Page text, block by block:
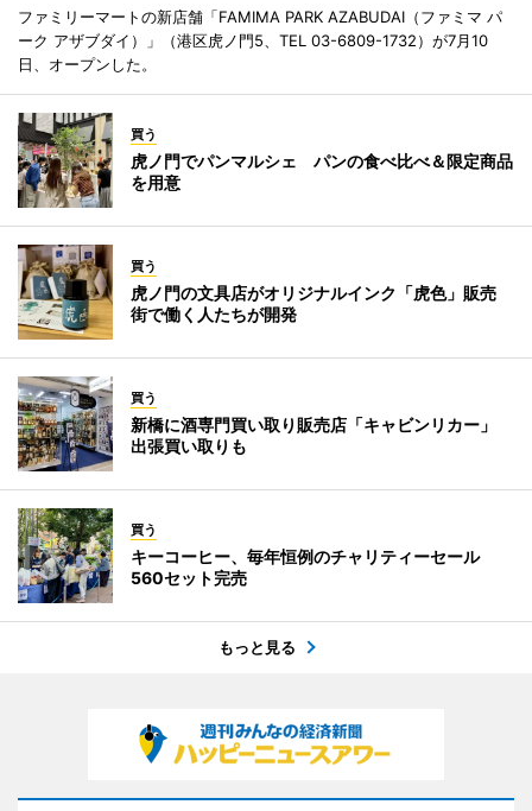
ファミリーマートの新店舗「FAMIMA PARK AZABUDAI（ファミマ パ
ーク アザブダイ）」（港区虎ノ門5、TEL 03-6809-1732）が7月10
日、オープンした。
買う
虎ノ門でパンマルシェ パンの食べ比べ＆限定商品
を用意
買う
虎ノ門の文具店がオリジナルインク「虎色」販売
街で働く人たちが開発
買う
新橋に酒専門買い取り販売店「キャビンリカー」
出張買い取りも
買う
キーコーヒー、毎年恒例のチャリティーセール
560セット完売
もっと見る